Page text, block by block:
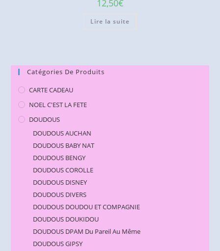
12,50€
Lire la suite
Catégories De Produits
CARTE CADEAU
NOEL C'EST LA FETE
DOUDOUS
DOUDOUS AUCHAN
DOUDOUS BABY NAT
DOUDOUS BENGY
DOUDOUS COROLLE
DOUDOUS DISNEY
DOUDOUS DIVERS
DOUDOUS DOUDOU ET COMPAGNIE
DOUDOUS DOUKIDOU
DOUDOUS DPAM Du Pareil Au Même
DOUDOUS GIPSY